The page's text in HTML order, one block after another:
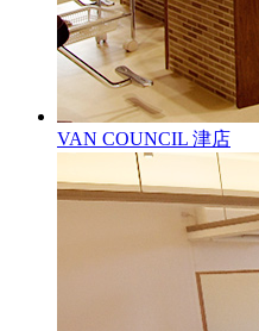
VAN COUNCIL 津店